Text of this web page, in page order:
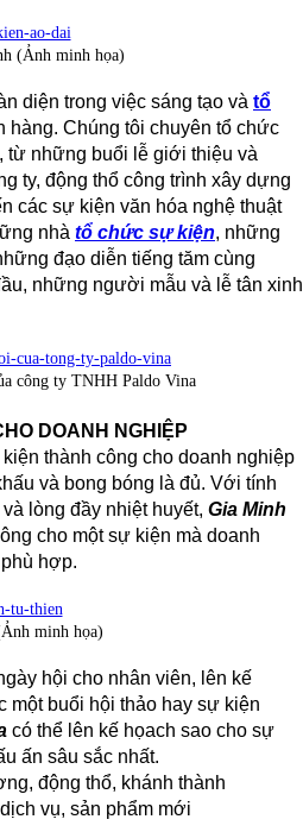
(Ảnh minh họa)
diện trong việc sáng tạo và tổ
hàng. Chúng tôi chuyên tổ chức
từ những buổi lễ giới thiệu và
ty, động thổ công trình xây dựng
các sự kiện văn hóa nghệ thuật
nhà tổ chức sự kiện, những
đạo diễn tiếng tăm cùng
những người mẫu và lễ tân xinh
công ty TNHH Paldo Vina
DOANH NGHIỆP
thành công cho doanh nghiệp
và bong bóng là đủ. Với tính
lòng đầy nhiệt huyết, Gia Minh
cho một sự kiện mà doanh
hợp.
minh họa)
hội cho nhân viên, lên kế
một buổi hội thảo hay sự kiện
có thể lên kế họach sao cho sự
ấn sâu sắc nhất.
động thổ, khánh thành
vụ, sản phẩm mới